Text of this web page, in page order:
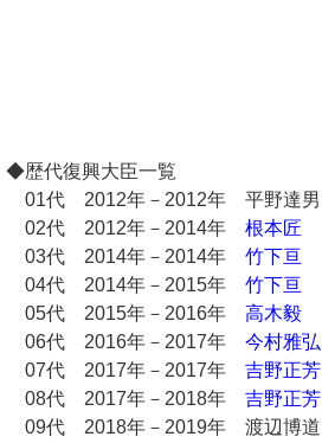
◆歴代復興大臣一覧
01代 2012年－2012年 平野達男
02代 2012年－2014年 根本匠
03代 2014年－2014年 竹下亘
04代 2014年－2015年 竹下亘
05代 2015年－2016年 高木毅
06代 2016年－2017年 今村雅弘
07代 2017年－2017年 吉野正芳
08代 2017年－2018年 吉野正芳
09代 2018年－2019年 渡辺博道